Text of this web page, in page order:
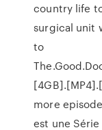
country life
surgical unit
to
more
est une